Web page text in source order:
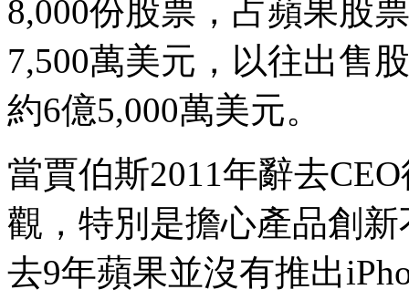
8,000份股票，占蘋果股
7,500萬美元，以往出售
約6億5,000萬美元。
當賈伯斯2011年辭去
觀，特別是擔心產品創
去9年蘋果並沒有推出